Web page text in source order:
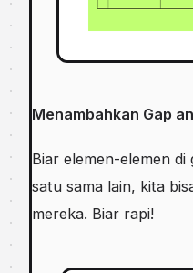
Menambahkan Gap
Biar elemen-elemen
satu sama lain, kita
mereka. Biar rapi!